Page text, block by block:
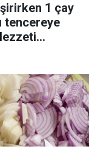
1 çay
tencereye